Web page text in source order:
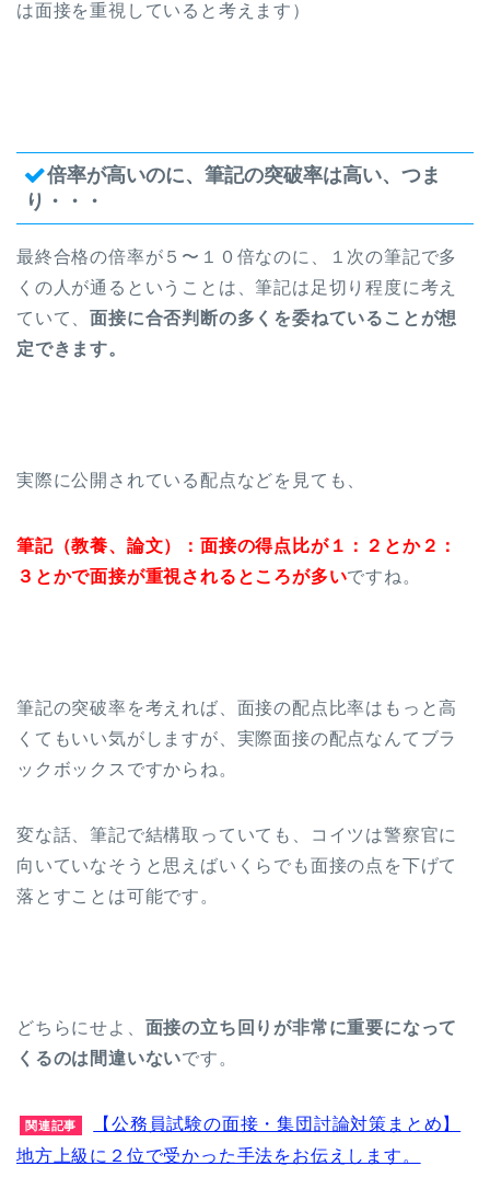
は面接を重視していると考えます）
倍率が高いのに、筆記の突破率は高い、つま
り・・・
最終合格の倍率が５〜１０倍なのに、１次の筆記で多
くの人が通るということは、筆記は足切り程度に考え
ていて、面接に合否判断の多くを委ねていることが想
定できます。
実際に公開されている配点などを見ても、
筆記（教養、論文）：面接の得点比が１：２とか２：
３とかで面接が重視されるところが多いですね。
筆記の突破率を考えれば、面接の配点比率はもっと高
くてもいい気がしますが、実際面接の配点なんてブラ
ックボックスですからね。
変な話、筆記で結構取っていても、コイツは警察官に
向いていなそうと思えばいくらでも面接の点を下げて
落とすことは可能です。
どちらにせよ、 面接の立ち回りが非常に重要になって
くるのは間違いないです。
関連記事
【公務員試験の面接・集団討論対策まとめ】
地方上級に２位で受かった手法をお伝えします。